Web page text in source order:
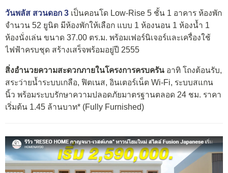
วันพลัส สวนดอก 3 เป็นคอนโด Low-Rise 5 ชั้น 1 อาคาร ห้องพัก
จำนวน 52 ยูนิต มีห้องพักให้เลือก แบบ 1 ห้องนอน 1 ห้องน้ำ 1
ห้องนั่งเล่น ขนาด 37.00 ตร.ม. พร้อมเฟอร์นิเจอร์และเครื่องใช้
ไฟฟ้าครบชุด สร้างเสร็จพร้อมอยู่ปี 2555
สิ่งอำนวยความสะดวกภายในโครงการครบครัน อาทิ โถงต้อนรับ,
สระว่ายน้ำระบบเกลือ, ฟิตเนส, อินเตอร์เน็ต Wi-Fi, ระบบสแกน
นิ้ว พร้อมระบบรักษาความปลอดภัยมาตรฐานตลอด 24 ชม. ราคา
เริ่มต้น 1.45 ล้านบาท* (Fully Furnished)